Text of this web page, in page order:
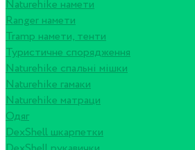
Naturehike намети
Ranger намети
Tramp намети, тенти
Туристичне спорядження
Naturehike спальні мішки
Naturehike гамаки
Naturehike матраци
Одяг
DexShell шкарпетки